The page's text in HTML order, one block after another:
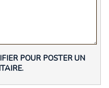
POUR POSTER UN